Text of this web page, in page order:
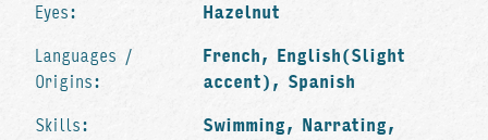
Eyes: Hazelnut
Languages /
Origins:
French, English(Slight
accent), Spanish
Skills:
Swimming, Narrating,